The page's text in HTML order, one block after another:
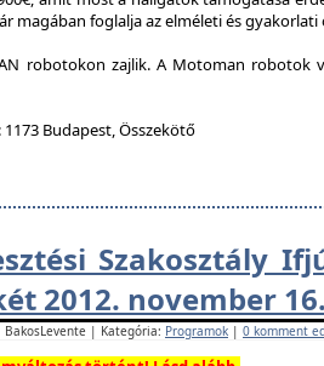
magában foglalja az elméleti és
robotokon zajlik. A Motoman robotok
1173 Budapest, Összekötő
Szakosztály
2012. november 16.
| Kategória: Programok | 0 komment